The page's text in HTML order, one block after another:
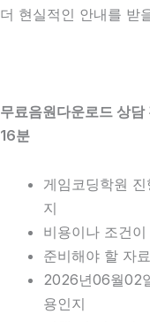
더 현실적인 안내를 받
무료음원다운로드 상
16분
게임코딩학원
지
비용이나 조건
준비해야 할 자
2026년06월02
용인지